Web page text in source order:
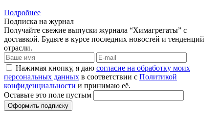
Подробнее
Подписка на журнал
Получайте свежие выпуски журнала “Химагрегаты” с
доставкой. Будьте в курсе последних новостей и тенденций
отрасли.
Нажимая кнопку, я даю согласие на обработку моих
персональных данных в соответствии с Политикой
конфиденциальности и принимаю её.
Оставьте это поле пустым
Оформить подписку